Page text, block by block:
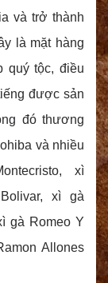
và trở thành
là mặt hàng
quý tộc, điều
được sản
đó thương
và nhiều
xì
xì gà
gà Romeo Y
Allones